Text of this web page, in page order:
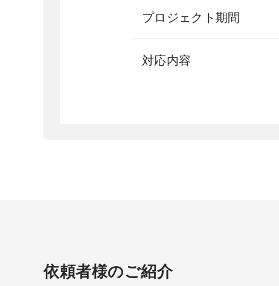
プロジェクト期間
対応内容
依頼者様のご紹介